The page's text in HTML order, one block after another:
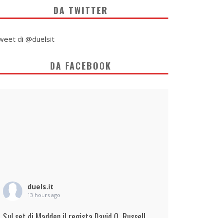
DA TWITTER
di @duelsit
DA FACEBOOK
duels.it
13 hours ago